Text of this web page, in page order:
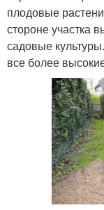
плодовые
стороне участка
садовые
все более